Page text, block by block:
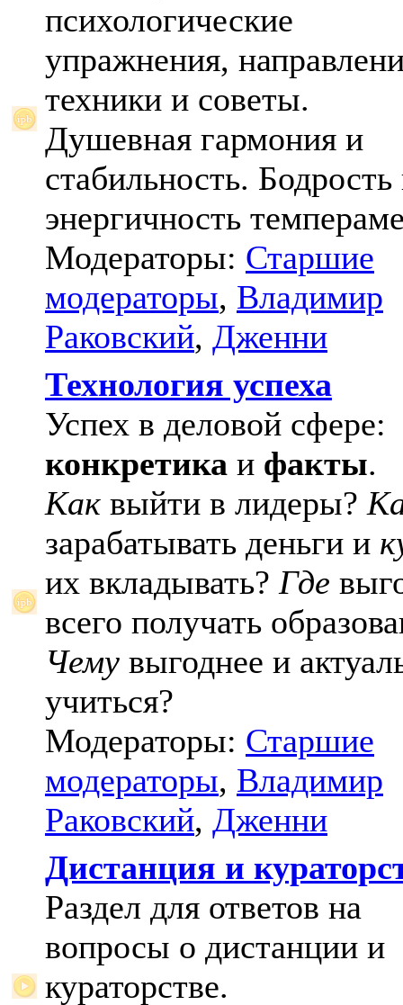
психологические
упражнения,
техники и советы.
Душевная гармония и
стабильность. Бодрость
энергичность
Модераторы: Старшие
модераторы, Владимир
Раковский, Дженни
Технология успеха
Успех в деловой сфере:
конкретика и факты.
Как выйти в лидеры?
зарабатывать деньги и
их вкладывать? Где
всего получать
Чему выгоднее и
учиться?
Модераторы: Старшие
модераторы, Владимир
Раковский, Дженни
Дистанция и
Раздел для ответов на
вопросы о дистанции и
кураторстве.